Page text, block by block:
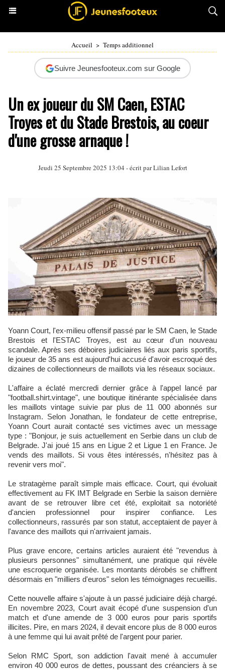
Accueil > Temps additionnel
Suivre Jeunesfooteux.com sur Google
Un ex joueur du SM Caen, ESTAC
Troyes et du Stade Brestois, au coeur
d'une grosse arnaque !
Jeudi 25 Septembre 2025 13:04 - écrit parLilian Lefort
Yoann Court, l'ex-milieu offensif passé par le SM Caen, le Stade
Brestois et l'ESTAC Troyes, est au cœur d'un nouveau
scandale. Après ses déboires judiciaires liés aux paris sportifs,
le joueur de 35 ans est aujourd'hui accusé d'avoir escroqué des
dizaines de collectionneurs de maillots via les réseaux sociaux.
L'affaire a éclaté mercredi dernier grâce à l'appel lancé par
"football.shirt.vintage", une boutique itinérante spécialisée dans
les maillots vintage suivie par plus de 11 000 abonnés sur
Instagram. Selon Jonathan, le fondateur de cette entreprise,
Yoann Court aurait contacté ses victimes avec un message
type : "Bonjour, je suis actuellement en Serbie dans un club de
Belgrade. J'ai joué 15 ans en Ligue 2 et Ligue 1 en France. Je
vends des maillots. Si vous êtes intéressés, n'hésitez pas à
revenir vers moi".
Le stratagème paraît simple mais efficace. Court, qui évoluait
effectivement au FK IMT Belgrade en Serbie la saison dernière
avant de se retrouver libre cet été, exploitait sa notoriété
d'ancien professionnel pour inspirer confiance. Les
collectionneurs, rassurés par son statut, acceptaient de payer à
l'avance des maillots qui n'arrivaient jamais.
Plus grave encore, certains articles auraient été "revendus à
plusieurs personnes" simultanément, une pratique qui révèle
une escroquerie organisée. Les montants dérobés se chiffrent
désormais en "milliers d'euros" selon les témoignages recueillis.
Cette nouvelle affaire s'ajoute à un passé judiciaire déjà chargé.
En novembre 2023, Court avait écopé d'une suspension d'un
match et d'une amende de 3 000 euros pour paris sportifs
illicites. Pire, en mars 2024, il devait encore plus de 8 000 euros
à une femme qui lui avait prêté de l'argent pour parier.
Selon RMC Sport, son addiction l'avait mené à accumuler
environ 40 000 euros de dettes, poussant des créanciers à se